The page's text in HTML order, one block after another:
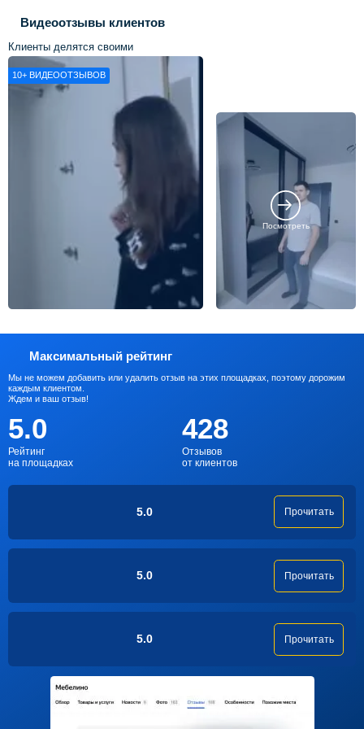
Видеоотзывы клиентов
Клиенты делятся своими
впечатлениями о нашей работе
10+ ВИДЕООТЗЫВОВ
Посмотреть
Максимальный рейтинг
Мы не можем добавить или удалить отзыв на этих площадках, поэтому дорожим
каждым клиентом.
Ждем и ваш отзыв!
5.0
Рейтинг
на площадках
428
Отзывов
от клиентов
5.0 Прочитать
5.0 Прочитать
5.0 Прочитать